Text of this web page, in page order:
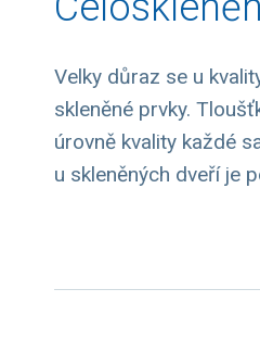
Velky důraz se u
skleněné prvky.
úrovně kvality každé
u skleněných dveří je